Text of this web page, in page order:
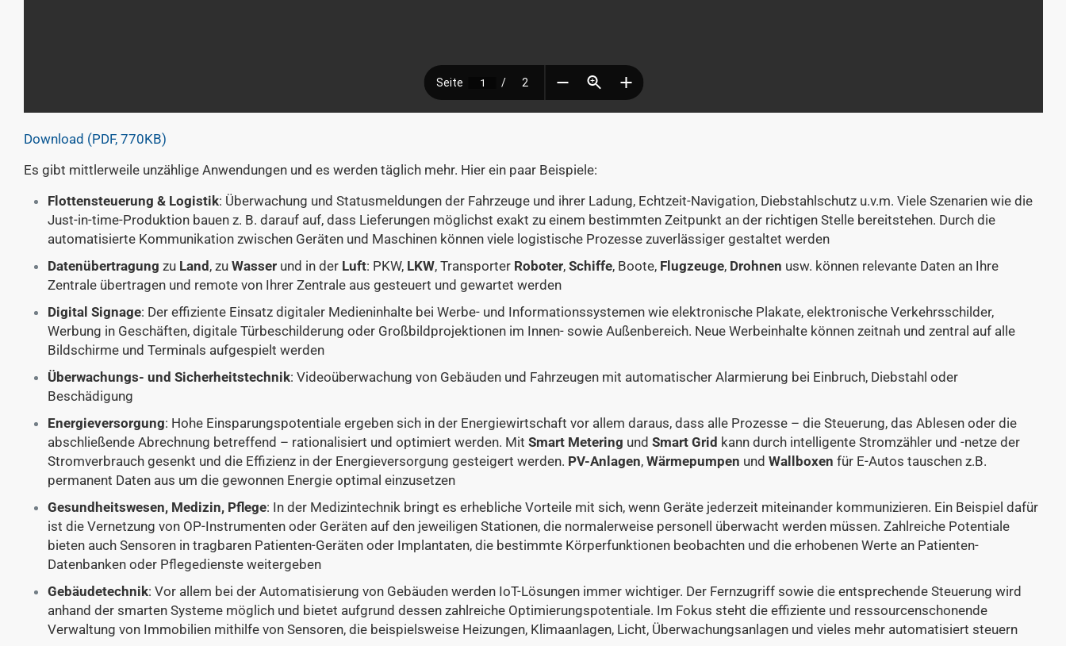
Download (PDF, 770KB)
Es gibt mittlerweile unzählige Anwendungen und es werden täglich mehr. Hier ein paar Beispiele:
Flottensteuerung & Logistik: Überwachung und Statusmeldungen der Fahrzeuge und ihrer Ladung, Echtzeit-Navigation, Diebstahlschutz u.v.m. Viele Szenarien wie die
Just-in-time-Produktion bauen z. B. darauf auf, dass Lieferungen möglichst exakt zu einem bestimmten Zeitpunkt an der richtigen Stelle bereitstehen. Durch die
automatisierte Kommunikation zwischen Geräten und Maschinen können viele logistische Prozesse zuverlässiger gestaltet werden
Datenübertragung zu Land , zu Wasserund in der Luft: PKW, LKW, Transporter Roboter, Schiffe, Boote, Flugzeuge, Drohnen usw. können relevante Daten an Ihre
Zentrale übertragen und remote von Ihrer Zentrale aus gesteuert und gewartet werden
Digital Signage: Der effiziente Einsatz digitaler Medieninhalte bei Werbe- und Informationssystemen wie elektronische Plakate, elektronische Verkehrsschilder,
Werbung in Geschäften, digitale Türbeschilderung oder Großbildprojektionen im Innen- sowie Außenbereich. Neue Werbeinhalte können zeitnah und zentral auf alle
Bildschirme und Terminals aufgespielt werden
Überwachungs- und Sicherheitstechnik: Videoüberwachung von Gebäuden und Fahrzeugen mit automatischer Alarmierung bei Einbruch, Diebstahl oder
Beschädigung
Energieversorgung: Hohe Einsparungspotentiale ergeben sich in der Energiewirtschaft vor allem daraus, dass alle Prozesse – die Steuerung, das Ablesen oder die
abschließende Abrechnung betreffend – rationalisiert und optimiert werden. Mit Smart Metering und Smart Grid kann durch intelligente Stromzähler und -netze der
Stromverbrauch gesenkt und die Effizienz in der Energieversorgung gesteigert werden. PV-Anlagen, Wärmepumpen und Wallboxen für E-Autos tauschen z.B.
permanent Daten aus um die gewonnen Energie optimal einzusetzen
Gesundheitswesen, Medizin, Pflege: In der Medizintechnik bringt es erhebliche Vorteile mit sich, wenn Geräte jederzeit miteinander kommunizieren. Ein Beispiel dafür
ist die Vernetzung von OP-Instrumenten oder Geräten auf den jeweiligen Stationen, die normalerweise personell überwacht werden müssen. Zahlreiche Potentiale
bieten auch Sensoren in tragbaren Patienten-Geräten oder Implantaten, die bestimmte Körperfunktionen beobachten und die erhobenen Werte an Patienten-
Datenbanken oder Pflegedienste weitergeben
Gebäudetechnik: Vor allem bei der Automatisierung von Gebäuden werden IoT-Lösungen immer wichtiger. Der Fernzugriff sowie die entsprechende Steuerung wird
anhand der smarten Systeme möglich und bietet aufgrund dessen zahlreiche Optimierungspotentiale. Im Fokus steht die effiziente und ressourcenschonende
Verwaltung von Immobilien mithilfe von Sensoren, die beispielsweise Heizungen, Klimaanlagen, Licht, Überwachungsanlagen und vieles mehr automatisiert steuern